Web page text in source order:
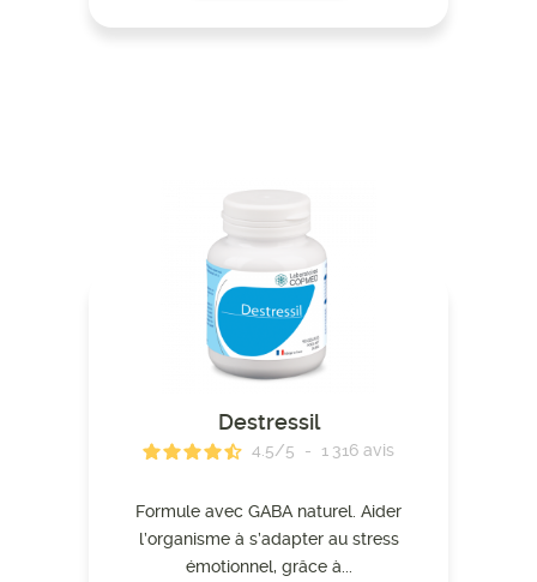
Destressil
4.5/5 - 1 316 avis
Formule avec GABA naturel. Aider
l’organisme à s’adapter au stress
émotionnel, grâce à...